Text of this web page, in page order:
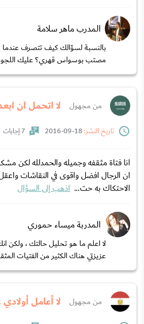
المدرب ماهر سلامة
بالنسبة لسؤالك كيف تتصرف
مصتب بوسواس قهري؟ عليك
من مجهول لا اتحمل ان
تاريخ النشر:
7 إجابات
انا فتاة مثقفه وجميله والحمدلله لكن
ان الرجال افضل واقوى في النقاشات
الاحتكاك به حت... اذهب إلى السؤال
المدربة ميساء حموري
لا اعلم ما هو تحليل حالتك ، ولكن
عزيزتي هناك الكثير من الفتيات
من مجهول لا أعامل